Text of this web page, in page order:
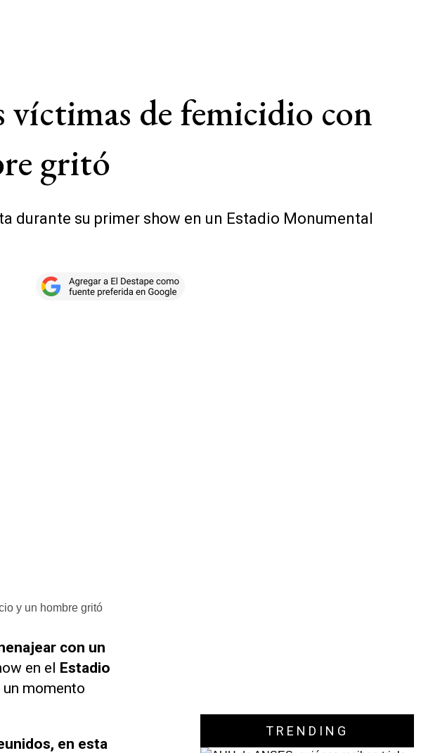
víctimas de femicidio con
gritó
durante su primer show en un Estadio Monumental
y un hombre gritó
con un
en el Estadio
momento
en esta
TRENDING